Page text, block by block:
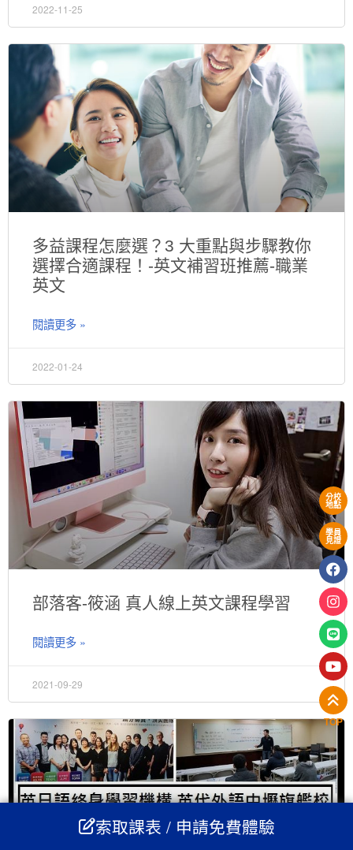
2022-11-25
多益課程怎麼選？3 大重點與步驟教你
選擇合適課程！-英文補習班推薦-職業
英文
閱讀更多 »
2022-01-24
部落客-筱涵 真人線上英文課程學習
閱讀更多 »
2021-09-29
分校
地點
學員
見證
TOP
索取課表 / 申請免費體驗